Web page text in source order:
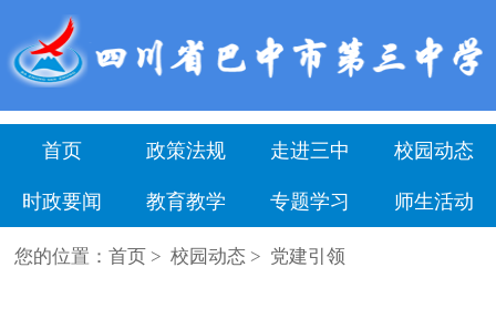
首页 政策法规 走进三中 校园动态
时政要闻 教育教学 专题学习 师生活动
您的位置：首页 >校园动态 > 党建引领